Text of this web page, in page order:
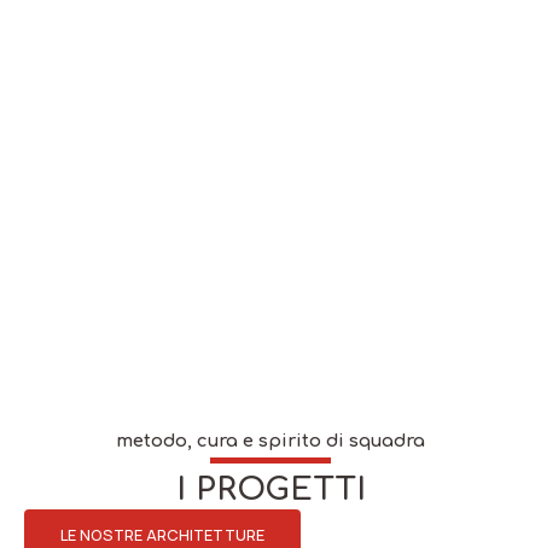
metodo, cura e spirito di squadra
I PROGETTI
LE NOSTRE ARCHITETTURE